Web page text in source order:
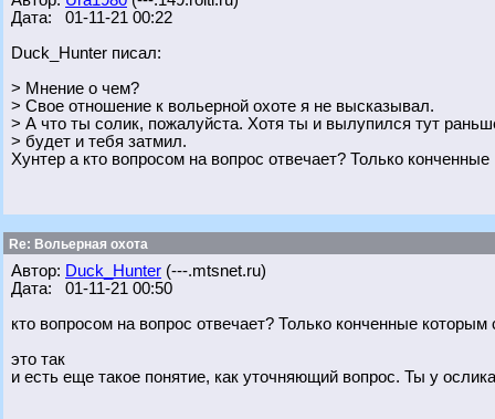
Дата: 01-11-21 00:22
Duck_Hunter писал:
> Мнение о чем?
> Свое отношение к вольерной охоте я не высказывал.
> А что ты солик, пожалуйста. Хотя ты и вылупился тут
> будет и тебя затмил.
Хунтер а кто вопросом на вопрос отвечает? Только
Re: Вольерная охота
Автор: Duck_Hunter (---.mtsnet.ru)
Дата: 01-11-21 00:50
кто вопросом на вопрос отвечает? Только конченные которым
это так
и есть еще такое понятие, как уточняющий вопрос. Ты у